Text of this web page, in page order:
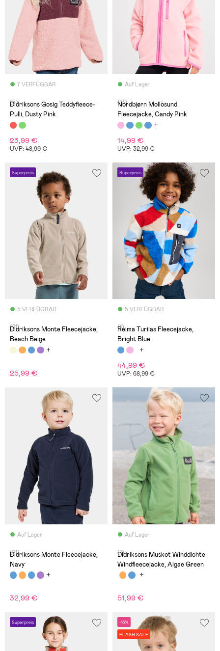
7 VERFÜGBAR
(5)
Didriksons Gosig Teddyfleece-
Pulli, Dusty Pink
23,99 €
UVP: 48,99 €
Auf Lager
(13)
Nordbjørn Mollösund
Fleecejacke, Candy Pink
14,99 €
UVP: 32,99 €
Superpreis
5 VERFÜGBAR
(21)
Didriksons Monte Fleecejacke,
Beach Beige
25,99 €
Superpreis
5 VERFÜGBAR
(1)
Reima Turilas Fleecejacke,
Bright Blue
44,99 €
UVP: 68,99 €
Auf Lager
(21)
Didriksons Monte Fleecejacke,
Navy
32,99 €
Auf Lager
(1)
Didriksons Muskot Winddichte
Windfleecejacke, Algae Green
51,99 €
Superpreis -18%
FLASH SALE